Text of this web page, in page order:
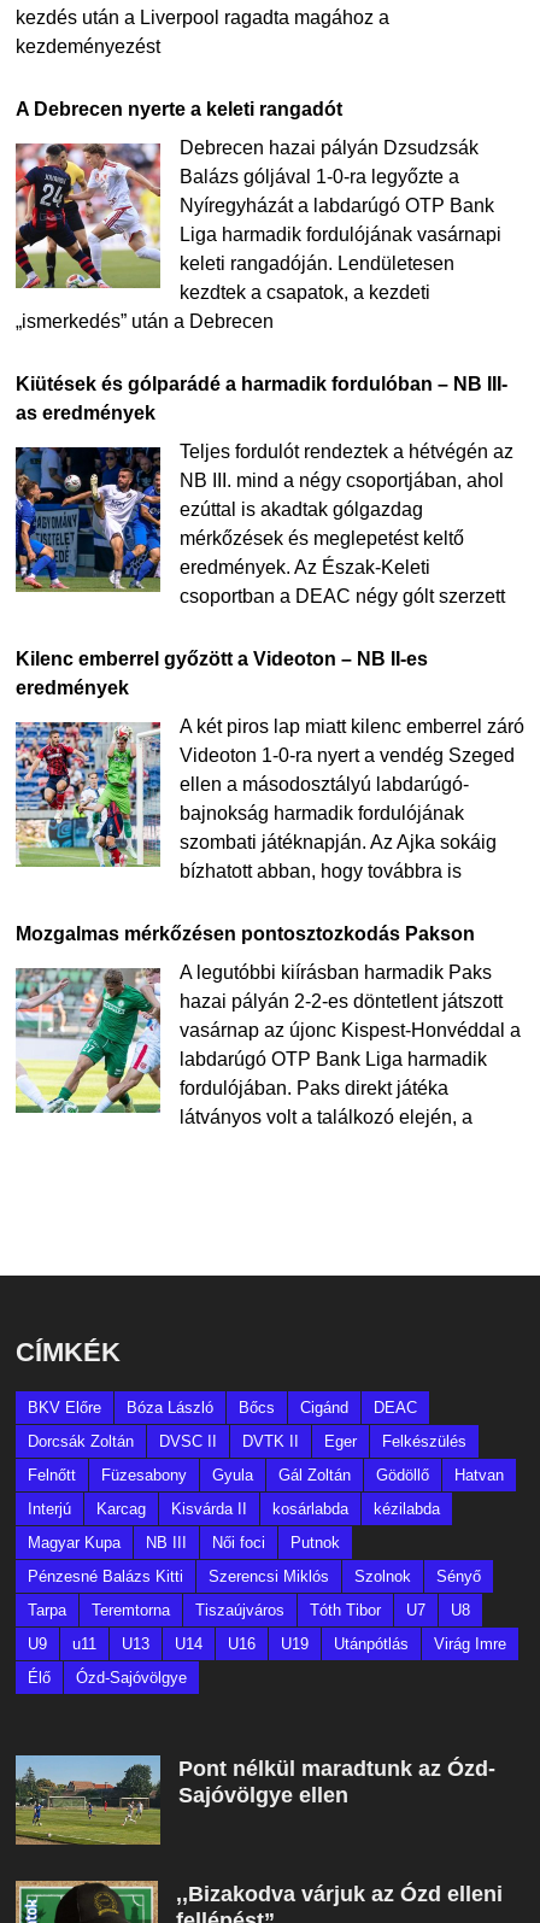
kezdés után a Liverpool ragadta magához a
kezdeményezést
A Debrecen nyerte a keleti rangadót
Debrecen hazai pályán Dzsudzsák
Balázs góljával 1-0-ra legyőzte a
Nyíregyházát a labdarúgó OTP Bank
Liga harmadik fordulójának vasárnapi
keleti rangadóján. Lendületesen
kezdtek a csapatok, a kezdeti
„ismerkedés” után a Debrecen
Kiütések és gólparádé a harmadik fordulóban – NB III-
as eredmények
Teljes fordulót rendeztek a hétvégén az
NB III. mind a négy csoportjában, ahol
ezúttal is akadtak gólgazdag
mérkőzések és meglepetést keltő
eredmények. Az Észak-Keleti
csoportban a DEAC négy gólt szerzett
Kilenc emberrel győzött a Videoton – NB II-es
eredmények
A két piros lap miatt kilenc emberrel záró
Videoton 1-0-ra nyert a vendég Szeged
ellen a másodosztályú labdarúgó-
bajnokság harmadik fordulójának
szombati játéknapján. Az Ajka sokáig
bízhatott abban, hogy továbbra is
Mozgalmas mérkőzésen pontosztozkodás Pakson
A legutóbbi kiírásban harmadik Paks
hazai pályán 2-2-es döntetlent játszott
vasárnap az újonc Kispest-Honvéddal a
labdarúgó OTP Bank Liga harmadik
fordulójában. Paks direkt játéka
látványos volt a találkozó elején, a
CÍMKÉK
BKV Előre Bóza László Bőcs Cigánd
DEAC
Dorcsák Zoltán
DVSC II DVTK II Eger
Felkészülés
Felnőtt
Füzesabony Gyula Gál Zoltán Gödöllő
Hatvan
Interjú
Karcag Kisvárda II kosárlabda
kézilabda
Magyar Kupa
NB III Női foci
Putnok
Pénzesné Balázs Kitti
Szerencsi Miklós Szolnok
Sényő
Tarpa
Teremtorna Tiszaújváros Tóth Tibor U7
U8
U9
u11 U13 U14 U16 U19 Utánpótlás
Virág Imre
Élő
Ózd-Sajóvölgye
Pont nélkül maradtunk az Ózd-
Sajóvölgye ellen
,,Bizakodva várjuk az Ózd elleni